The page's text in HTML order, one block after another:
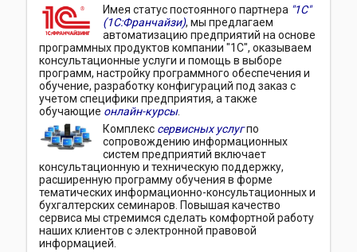
Имея статус постоянного партнера "1С"
(1С:Франчайзи), мы предлагаем
автоматизацию предприятий на основе
программных продуктов компании "1С", оказываем
консультационные услуги и помощь в выборе
программ, настройку программного обеспечения и
обучение, разработку конфигураций под заказ с
учетом специфики предприятия, а также
обучающие онлайн-курсы.
Комплекс сервисных услугпо
сопровождению информационных
систем предприятий включает
консультационную и техническую поддержку,
расширенную программу обучения в форме
тематических информационно-консультационных и
бухгалтерских семинаров. Повышая качество
сервиса мы стремимся сделать комфортной работу
наших клиентов с электронной правовой
информацией.